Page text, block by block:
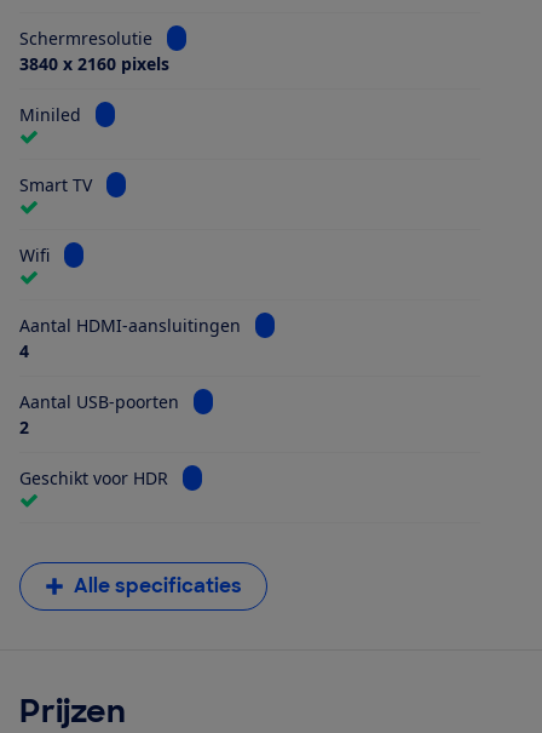
Schermresolutie
Bekijk informatie voor Schermresolutie
3840 x 2160 pixels
Miniled Bekijk informatie voor Miniled
Smart TV Bekijk informatie voor Smart TV
Wifi Bekijk informatie voor Wifi
Aantal HDMI-aansluitingen
Bekijk informatie voor Aantal
4
Aantal USB-poorten
Bekijk informatie voor Aantal USB-poorten
2
Geschikt voor HDR Bekijk informatie voor Geschikt voor HDR
Alle specificaties
Prijzen